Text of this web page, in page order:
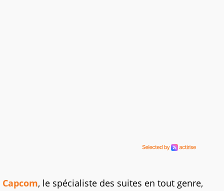
Capcom, le spécialiste des suites en tout genre,